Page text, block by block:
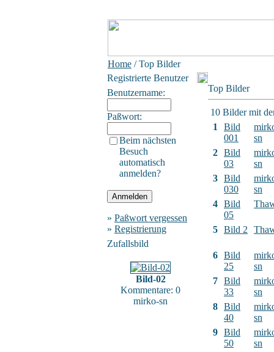
Home / Top Bilder
Registrierte Benutzer
Benutzername:
Paßwort:
Beim nächsten
Besuch
automatisch
anmelden?
» Paßwort vergessen
» Registrierung
Zufallsbild
Bild-02
Kommentare: 0
mirko-sn
Top Bilder
10 Bilder mit
1
Bild
001
sn
2 Bild
03
sn
3 Bild
030
sn
4 Bild
05
5 Bild 2
6 Bild
25
sn
7 Bild
33
sn
8 Bild
40
sn
9 Bild
50
sn